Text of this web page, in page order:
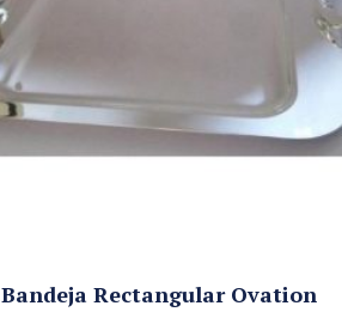
Bandeja Rectangular Ovation